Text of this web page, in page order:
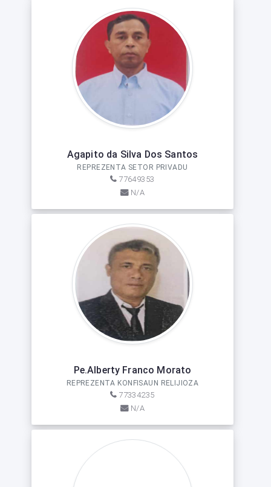
Agapito da Silva Dos Santos
REPREZENTA SETOR PRIVADU
77649353
N/A
Pe.Alberty Franco Morato
REPREZENTA KONFISAUN RELIJIOZA
77334235
N/A